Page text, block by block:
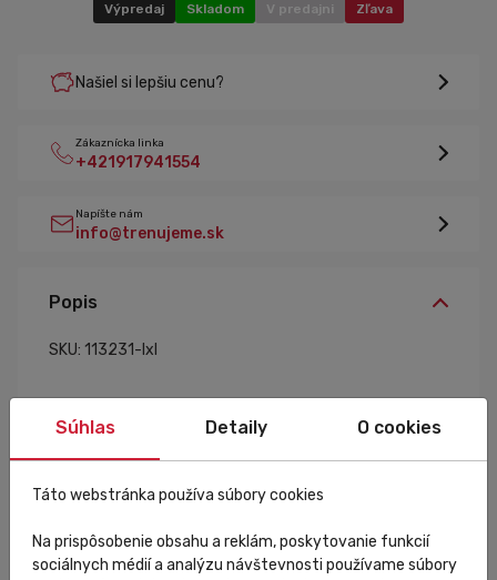
Výpredaj Skladom V predajni Zľava
Našiel si lepšiu cenu?
Zákaznícka linka
+421917941554
Napíšte nám
info@trenujeme.sk
Popis
SKU: 113231-lxl
Špecifikácia
L/XL
Súhlas Detaily O cookies
Táto webstránka používa súbory cookies
Na prispôsobenie obsahu a reklám, poskytovanie funkcií
sociálnych médií a analýzu návštevnosti používame súbory